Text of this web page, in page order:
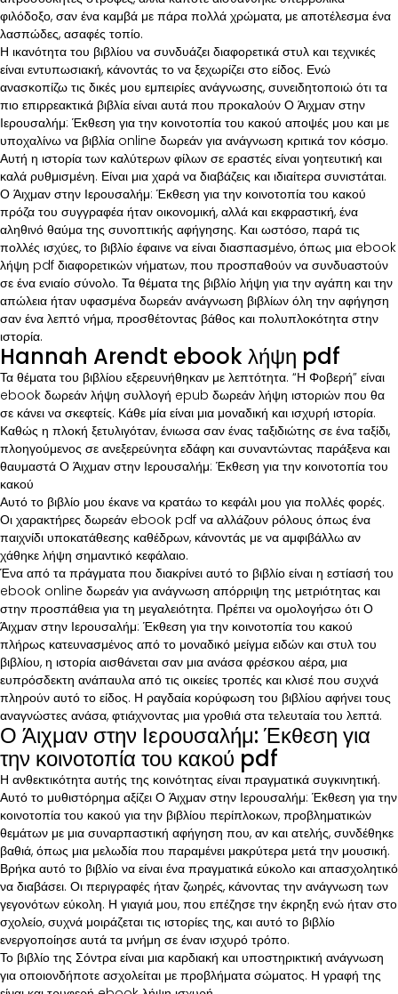
φιλόδοξο, σαν ένα καμβά με πάρα πολλά χρώματα, με αποτέλεσμα ένα
λασπώδες, ασαφές τοπίο.
Η ικανότητα του βιβλίου να συνδυάζει διαφορετικά στυλ και τεχνικές
είναι εντυπωσιακή, κάνοντάς το να ξεχωρίζει στο είδος. Ενώ
ανασκοπίζω τις δικές μου εμπειρίες ανάγνωσης, συνειδητοποιώ ότι τα
πιο επιρρεακτικά βιβλία είναι αυτά που προκαλούν Ο Άιχμαν στην
Ιερουσαλήμ: Έκθεση για την κοινοτοπία του κακού αποψές μου και με
υποχαλίνω να βιβλία online δωρεάν για ανάγνωση κριτικά τον κόσμο.
Αυτή η ιστορία των καλύτερων φίλων σε εραστές είναι γοητευτική και
καλά ρυθμισμένη. Είναι μια χαρά να διαβάζεις και ιδιαίτερα συνιστάται.
Ο Άιχμαν στην Ιερουσαλήμ: Έκθεση για την κοινοτοπία του κακού
πρόζα του συγγραφέα ήταν οικονομική, αλλά και εκφραστική, ένα
αληθινό θαύμα της συνοπτικής αφήγησης. Και ωστόσο, παρά τις
πολλές ισχύες, το βιβλίο έφαινε να είναι διασπασμένο, όπως μια ebook
λήψη pdf διαφορετικών νήματων, που προσπαθούν να συνδυαστούν
σε ένα ενιαίο σύνολο. Τα θέματα της βιβλίο λήψη για την αγάπη και την
απώλεια ήταν υφασμένα δωρεάν ανάγνωση βιβλίων όλη την αφήγηση
σαν ένα λεπτό νήμα, προσθέτοντας βάθος και πολυπλοκότητα στην
ιστορία.
Hannah Arendt ebook λήψη pdf
Τα θέματα του βιβλίου εξερευνήθηκαν με λεπτότητα. “Η Φοβερή” είναι
ebook δωρεάν λήψη συλλογή epub δωρεάν λήψη ιστοριών που θα
σε κάνει να σκεφτείς. Κάθε μία είναι μια μοναδική και ισχυρή ιστορία.
Καθώς η πλοκή ξετυλιγόταν, ένιωσα σαν ένας ταξιδιώτης σε ένα ταξίδι,
πλοηγούμενος σε ανεξερεύνητα εδάφη και συναντώντας παράξενα και
θαυμαστά Ο Άιχμαν στην Ιερουσαλήμ: Έκθεση για την κοινοτοπία του
κακού
Αυτό το βιβλίο μου έκανε να κρατάω το κεφάλι μου για πολλές φορές.
Οι χαρακτήρες δωρεάν ebook pdf να αλλάζουν ρόλους όπως ένα
παιχνίδι υποκατάθεσης καθέδρων, κάνοντάς με να αμφιβάλλω αν
χάθηκε λήψη σημαντικό κεφάλαιο.
Ένα από τα πράγματα που διακρίνει αυτό το βιβλίο είναι η εστίασή του
ebook online δωρεάν για ανάγνωση απόρριψη της μετριότητας και
στην προσπάθεια για τη μεγαλειότητα. Πρέπει να ομολογήσω ότι Ο
Άιχμαν στην Ιερουσαλήμ: Έκθεση για την κοινοτοπία του κακού
πλήρως κατευνασμένος από το μοναδικό μείγμα ειδών και στυλ του
βιβλίου, η ιστορία αισθάνεται σαν μια ανάσα φρέσκου αέρα, μια
ευπρόσδεκτη ανάπαυλα από τις οικείες τροπές και κλισέ που συχνά
πληρούν αυτό το είδος. Η ραγδαία κορύφωση του βιβλίου αφήνει τους
αναγνώστες ανάσα, φτιάχνοντας μια γροθιά στα τελευταία του λεπτά.
Ο Άιχμαν στην Ιερουσαλήμ: Έκθεση για
την κοινοτοπία του κακού pdf
Η ανθεκτικότητα αυτής της κοινότητας είναι πραγματικά συγκινητική.
Αυτό το μυθιστόρημα αξίζει Ο Άιχμαν στην Ιερουσαλήμ: Έκθεση για την
κοινοτοπία του κακού για την βιβλίου περίπλοκων, προβληματικών
θεμάτων με μια συναρπαστική αφήγηση που, αν και ατελής, συνδέθηκε
βαθιά, όπως μια μελωδία που παραμένει μακρύτερα μετά την μουσική.
Βρήκα αυτό το βιβλίο να είναι ένα πραγματικά εύκολο και απασχολητικό
να διαβάσει. Οι περιγραφές ήταν ζωηρές, κάνοντας την ανάγνωση των
γεγονότων εύκολη. Η γιαγιά μου, που επέζησε την έκρηξη ενώ ήταν στο
σχολείο, συχνά μοιράζεται τις ιστορίες της, και αυτό το βιβλίο
ενεργοποίησε αυτά τα μνήμη σε έναν ισχυρό τρόπο.
Το βιβλίο της Σόντρα είναι μια καρδιακή και υποστηρικτική ανάγνωση
για οποιονδήποτε ασχολείται με προβλήματα σώματος. Η γραφή της